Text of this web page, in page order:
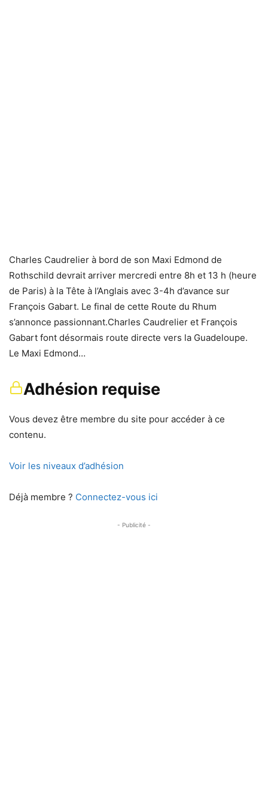
Charles Caudrelier à bord de son Maxi Edmond de
Rothschild devrait arriver mercredi entre 8h et 13 h (heure
de Paris) à la Tête à l’Anglais avec 3-4h d’avance sur
François Gabart. Le final de cette Route du Rhum
s’annonce passionnant.Charles Caudrelier et François
Gabart font désormais route directe vers la Guadeloupe.
Le Maxi Edmond…
Adhésion requise
Vous devez être membre du site pour accéder à ce
contenu.
Voir les niveaux d’adhésion
Déjà membre ? Connectez-vous ici
- Publicité -